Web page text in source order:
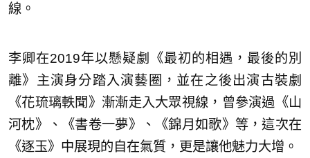
線。
李卿在2019年以懸疑劇《最初的相遇，最後的別
離》主演身分踏入演藝圈，並在之後出演古裝劇
《花琉璃軼聞》漸漸走入大眾視線，曾參演過《山
河枕》、《書卷一夢》、《錦月如歌》等，這次在
《逐玉》中展現的自在氣質，更是讓他魅力大增。